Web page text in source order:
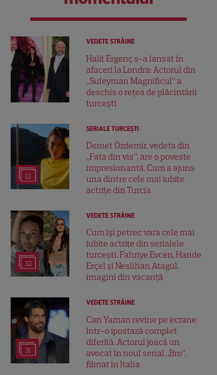
VEDETE STRĂINE
Halit Ergenç s-a lansat în
afaceri la Londra: Actorul din
„Suleyman Magnificul” a
deschis o rețea de plăcintării
turcești
12
SERIALE TURCEŞTI
Demet Özdemir, vedeta din
„Fata din vis”, are o poveste
impresionantă. Cum a ajuns
una dintre cele mai iubite
actrițe din Turcia
32
VEDETE STRĂINE
Cum își petrec vara cele mai
iubite actrițe din serialele
turcești. Fahriye Evcen, Hande
Erçel și Neslihan Atagül,
imagini din vacanță
31
VEDETE STRĂINE
Can Yaman revine pe ecrane
într-o ipostază complet
diferită. Actorul joacă un
avocat în noul serial „Bro”,
filmat în Italia